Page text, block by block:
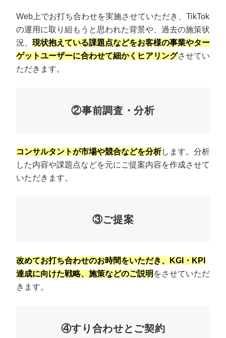
Web上でお打ち合わせを実施させていただき、TikTok
の運用に取り組もうと思われた背景や、過去の施策状
況、 現状抱えている課題点などをお客様の事業やター
ゲットユーザーに合わせて細かくヒアリングさせてい
ただきます。
②事前調査・分析
コンサルタントが市場や競合などを分析します。分析
した内容や課題点などを元にご提案内容を作成させて
いただきます。
③ご提案
改めてお打ち合わせのお時間をいただき、KGI・KPI
達成に向けた戦略、施策などのご説明 をさせていただ
きます。
④すり合わせとご契約